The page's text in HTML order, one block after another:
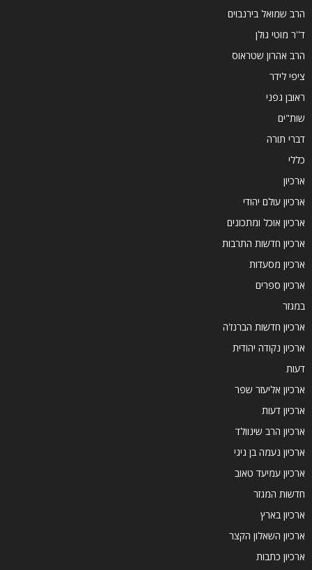
הרב שמואל בירנבוים
ד''ר מוטי גולן
הרב אהרון שטראוס
ציפי לידר
ראובן גפני
שות"ים
דברי תורה
כללי
ארכיון
ארכיון עולם יהודי
ארכיון אוכל ומתכונים
ארכיון חדשות התרבות
ארכיון מסעדות
ארכיון ספרים
במגזר
ארכיון חדשות הברנז'ה
ארכיון נקודה יהודית
דעות
ארכיון אליעזר שפר
ארכיון דעות
ארכיון הרב שינוולד
ארכיון נעמה בן גיגי
ארכיון עמיעד טאוב
חדשות המגזר
ארכיון בארץ
ארכיון השאלון הקצר
ארכיון כתבות